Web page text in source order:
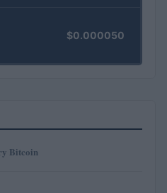
$0.000050
Bitcoin